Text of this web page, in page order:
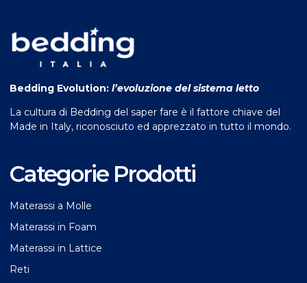
Bedding Evolution: l’evoluzione del sistema letto
La cultura di Bedding del saper fare è il fattore chiave del
Made in Italy, riconosciuto ed apprezzato in tutto il mondo.
Categorie Prodotti
Materassi a Molle
Materassi in Foam
Materassi in Lattice
Reti